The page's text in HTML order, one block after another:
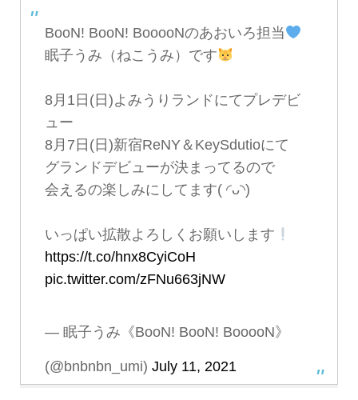
BooN! BooN! BooooNのあおいろ担当
眠子うみ（ねこうみ）です
8月1日(日)よみうりランドにてプレデビ
ュー
8月7日(日)新宿ReNY＆KeySdutioにて
グランドデビューが決まってるので
会えるの楽しみにしてます( ◜ᴗ◝)
いっぱい拡散よろしくお願いします
https://t.co/hnx8CyiCoH
pic.twitter.com/zFNu663jNW
— 眠子うみ《BooN! BooN! BooooN》
(@bnbnbn_umi) July 11, 2021